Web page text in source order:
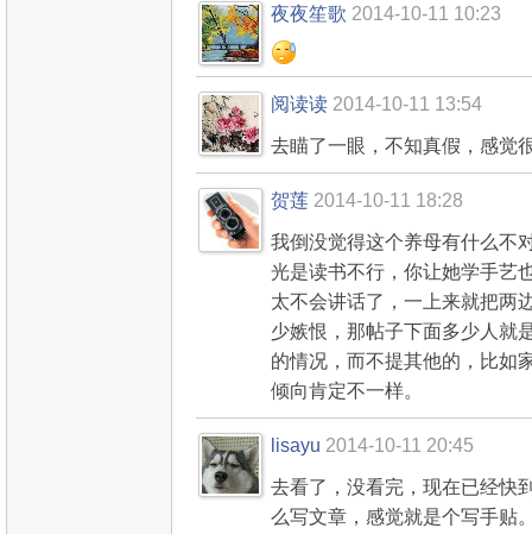
夜夜笙歌 2014-10-11 10:23
阅读读 2014-10-11 13:54
去瞄了一眼，不知真假，感觉
贺莲 2014-10-11 18:28
我倒没觉得这个养母有什么不
光是读书不行，你让她学手艺
太不会讲话了，一上来就把两
少嫉恨，那帖子下面多少人就
的情况，而不提其他的，比如
倾向肯定不一样。
lisayu 2014-10-11 20:45
去看了，没看完，现在已经快
么写文章，感觉就是个写手贴